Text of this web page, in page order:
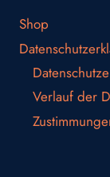
Shop
Verlauf der